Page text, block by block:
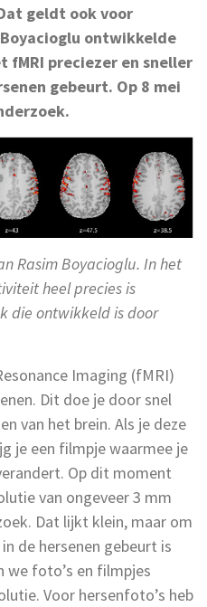
geldt ook voor
ontwikkelde
fMRI preciezer en sneller
gebeurt. Op 8 mei
Rasim Boyacioglu. In het
heel precies is
die ontwikkeld is door
Imaging (fMRI)
Dit doe je door snel
van het brein. Als je deze
je een filmpje waarmee je
Op dit moment
van ongeveer 3 mm
Dat lijkt klein, maar om
de hersenen gebeurt is
foto’s en filmpjes
Voor hersenfoto’s heb